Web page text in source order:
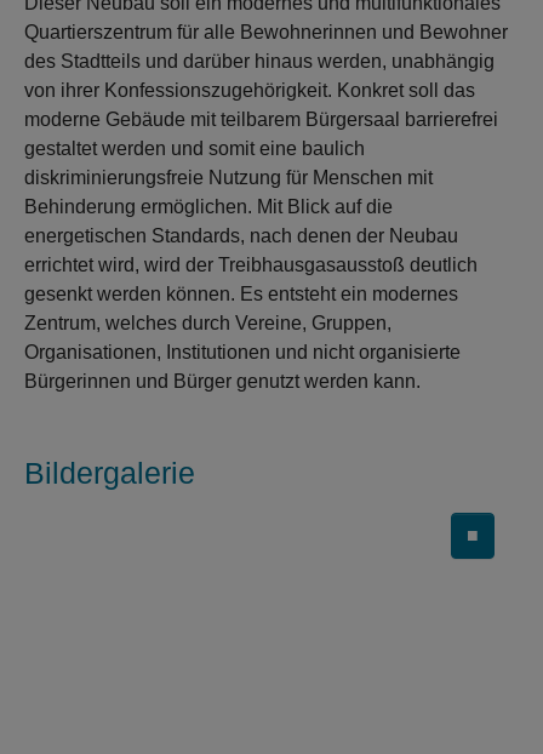
Quartierszentrum für alle Bewohnerinnen und Bewohner
des Stadtteils und darüber hinaus werden, unabhängig
von ihrer Konfessionszugehörigkeit. Konkret soll das
moderne Gebäude mit teilbarem Bürgersaal barrierefrei
gestaltet werden und somit eine baulich
diskriminierungsfreie Nutzung für Menschen mit
Behinderung ermöglichen. Mit Blick auf die
energetischen Standards, nach denen der Neubau
errichtet wird, wird der Treibhausgasausstoß deutlich
gesenkt werden können. Es entsteht ein modernes
Zentrum, welches durch Vereine, Gruppen,
Organisationen, Institutionen und nicht organisierte
Bürgerinnen und Bürger genutzt werden kann.
Bildergalerie
■